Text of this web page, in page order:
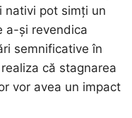
nativi pot simți un
a-și revendica
semnificative în
că stagnarea
vor avea un impact